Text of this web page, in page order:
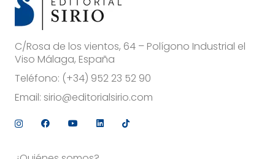
C/Rosa de los vientos, 64 – Polígono Industrial el
Viso Málaga, España
Teléfono: (+34) 952 23 52 90
Email: sirio@editorialsirio.com